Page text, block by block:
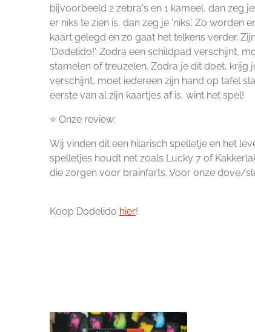
bijvoorbeeld 2 zebra's en 1 kameel, dan zeg
er niks te zien is, dan zeg je 'niks'. Zo worden
kaart gelegd en zo gaat het telkens verder.
'Dodelido!'. Zodra een schildpad verschijnt,
stamelen of treuzelen. Zodra je dit doet,
verschijnt, moet iedereen zijn hand op tafel
eerste van al zijn kaartjes af is, wint het spel!
⭐ Onze review:
Wij vinden dit een hilarisch spelletje en het
spelletjes houdt net zoals Lucky 7 of
die zorgen voor brainfarts. Voor onze dove/
Koop Dodelido hier!